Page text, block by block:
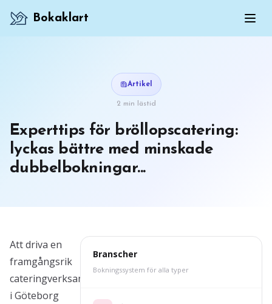
Bokaklart
Artikel
2 min lästid
Experttips för bröllopscatering:
lyckas bättre med minskade
dubbelbokningar...
Att driva en
framgångsrik
cateringverksamhet
i Göteborg
Branscher
Bokningssystem för alla typer